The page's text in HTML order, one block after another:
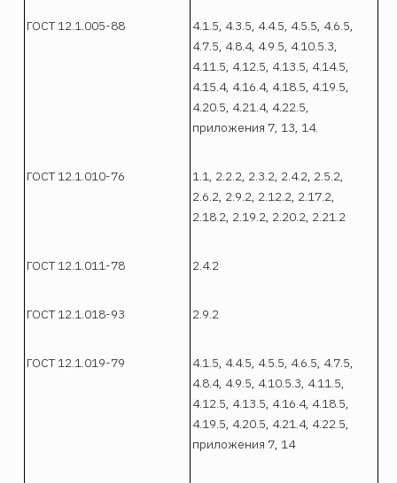
ГОСТ 12.1.005-88
4.1.5, 4.3.5, 4.4.5, 4.5.5, 4.6.5,
4.7.5, 4.8.4, 4.9.5, 4.10.5.3,
4.11.5, 4.12.5, 4.13.5, 4.14.5,
4.15.4, 4.16.4, 4.18.5, 4.19.5,
4.20.5, 4.21.4, 4.22.5,
приложения 7, 13, 14.
ГОСТ 12.1.010-76
1.1, 2.2.2, 2.3.2, 2.4.2, 2.5.2,
2.6.2, 2.9.2, 2.12.2, 2.17.2,
2.18.2, 2.19.2, 2.20.2, 2.21.2
ГОСТ 12.1.011-78 2.4.2
ГОСТ 12.1.018-93 2.9.2
ГОСТ 12.1.019-79
4.1.5, 4.4.5, 4.5.5, 4.6.5, 4.7.5,
4.8.4, 4.9.5, 4.10.5.3, 4.11.5,
4.12.5, 4.13.5, 4.16.4, 4.18.5,
4.19.5, 4.20.5, 4.21.4, 4.22.5,
приложения 7, 14